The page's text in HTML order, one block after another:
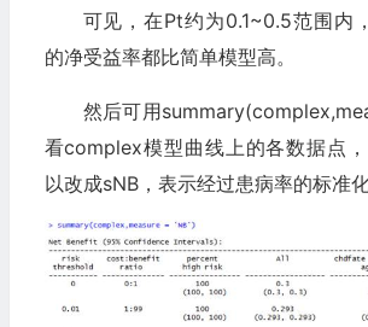
可见，在Pt约为0.1~0.5范围内
的净受益率都比简单模型高。
然后可用
看complex模型曲线上的各数据点
以改成sNB，表示经过患病率的标准化